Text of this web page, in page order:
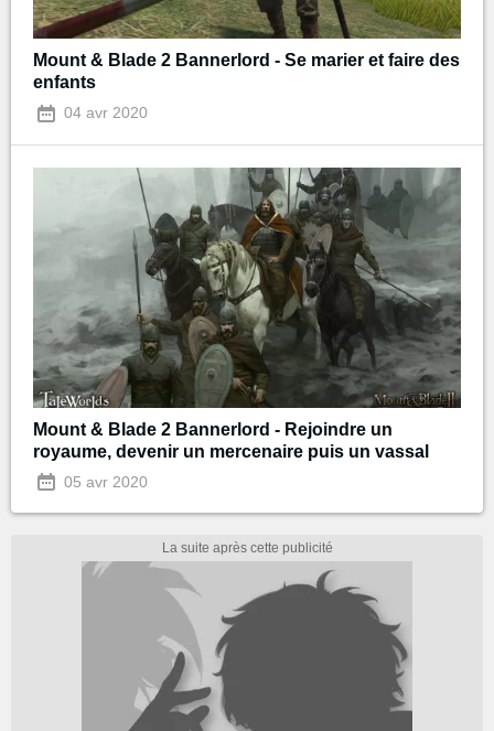
Mount & Blade 2 Bannerlord - Se marier et faire des
enfants
04 avr 2020
Mount & Blade 2 Bannerlord - Rejoindre un
royaume, devenir un mercenaire puis un vassal
05 avr 2020